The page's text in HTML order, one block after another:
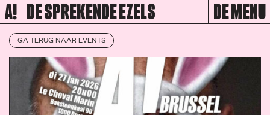
A! DE SPREKENDE EZELS DE MENU
GA TERUG NAAR EVENTS